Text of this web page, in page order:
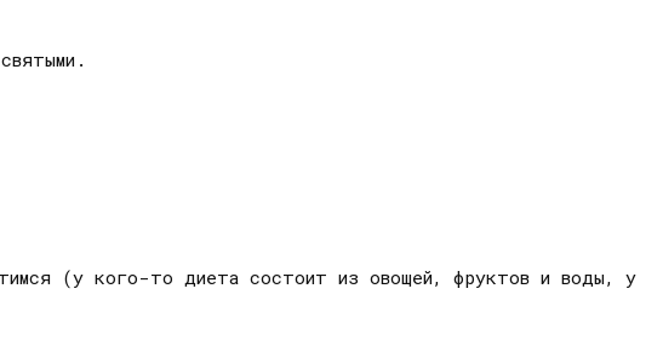
(у кого-то диета состоит из овощей, фруктов и воды, у